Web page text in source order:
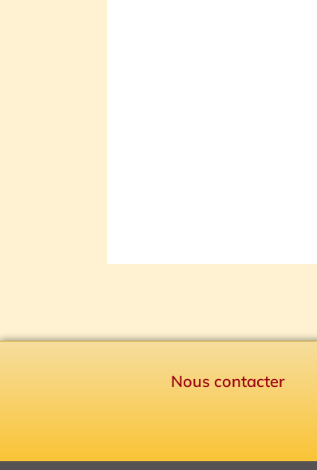
Nous contacter